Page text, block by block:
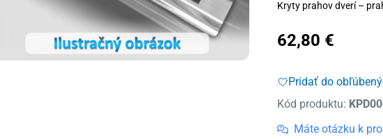
Kryty prahov dverí –
62,80 €
Pridať do
Kód produktu:
Máte otázku k